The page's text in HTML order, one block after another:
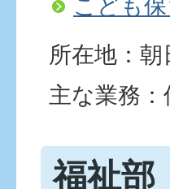
こども
所在地：朝
主な業務
福祉部